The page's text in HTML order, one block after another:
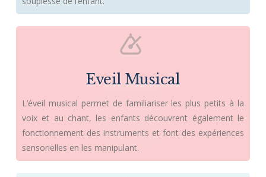
Eveil Musical
L’éveil musical permet de familiariser les plus petits à la
voix et au chant, les enfants découvrent également le
fonctionnement des instruments et font des expériences
sensorielles en les manipulant.